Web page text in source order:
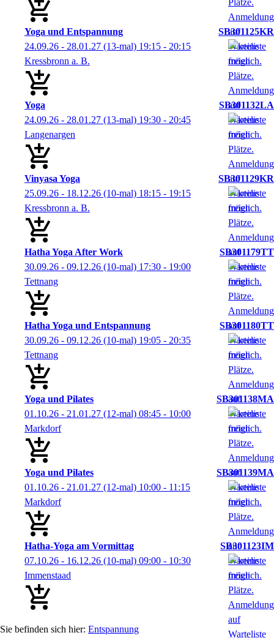
Yoga und Entspannung
SB301125KR
24.09.26 - 28.01.27 (13-mal) 19:15 - 20:15
Kressbronn a. B.
Yoga
SB301132LA
24.09.26 - 28.01.27 (13-mal) 19:30 - 20:45
Langenargen
Vinyasa Yoga
SB301129KR
25.09.26 - 18.12.26 (10-mal) 18:15 - 19:15
Kressbronn a. B.
Hatha Yoga After Work
SB301179TT
30.09.26 - 09.12.26 (10-mal) 17:30 - 19:00
Tettnang
Hatha Yoga und Entspannung
SB301180TT
30.09.26 - 09.12.26 (10-mal) 19:05 - 20:35
Tettnang
Yoga und Pilates
SB301138MA
01.10.26 - 21.01.27 (12-mal) 08:45 - 10:00
Markdorf
Yoga und Pilates
SB301139MA
01.10.26 - 21.01.27 (12-mal) 10:00 - 11:15
Markdorf
Hatha-Yoga am Vormittag
SB301123IM
07.10.26 - 16.12.26 (10-mal) 09:00 - 10:30
Immenstaad
Entspannung